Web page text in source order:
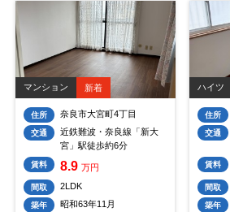
マンション 新着
住所 奈良市大宮町4丁目
交通
近鉄難波・奈良線「新大
宮」駅徒歩約6分
賃料 8.9 万円
間取 2LDK
築年 昭和63年11月
ハイツ
住所
交通
賃料
間取
築年